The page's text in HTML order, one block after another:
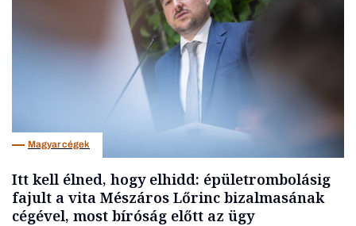
Magyar cégek
Itt kell élned, hogy elhidd: épületrombolásig
fajult a vita Mészáros Lőrinc bizalmasának
cégével, most bíróság előtt az ügy